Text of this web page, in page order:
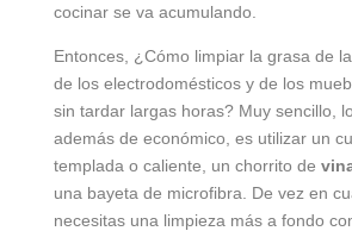
cocinar se va acumulando.
Entonces, ¿Cómo limpiar la grasa de
de los electrodomésticos y de los
sin tardar largas horas? Muy sencillo,
además de económico, es utilizar un
templada o caliente, un chorrito de
una bayeta de microfibra. De vez en
necesitas una limpieza más a fondo